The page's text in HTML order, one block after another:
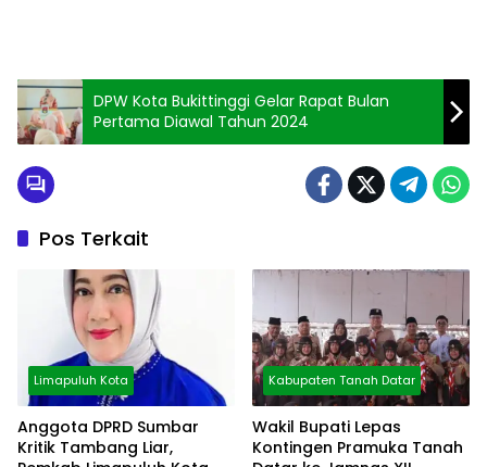
DPW Kota Bukittinggi Gelar Rapat Bulan
Pertama Diawal Tahun 2024
Pos Terkait
Limapuluh Kota
Anggota DPRD Sumbar
Kritik Tambang Liar,
Kabupaten Tanah Datar
Wakil Bupati Lepas
Kontingen Pramuka Tanah